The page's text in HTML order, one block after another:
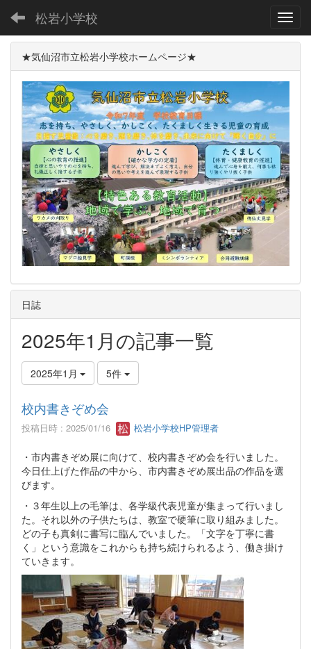
松岩小学校
★気仙沼市立松岩小学校ホームページ★
日誌
2025年1月の記事一覧
2025年1月 5件
校内書きぞめ会
投稿日時 : 2025/01/16 松岩小学校HP管理者
・市内書きぞめ展に向けて、校内書きぞめ会を行いました。
今日仕上げた作品の中から、市内書きぞめ展出品の作品を選
びます。
・３年生以上の毛筆は、各学級代表児童が集まって行いまし
た。それ以外の子供たちは、教室で硬筆に取り組みました。
どの子も真剣に書写に臨んでいました。「文字を丁寧に書
く」という意識をこれからも持ち続けられるよう、働き掛け
ていきます。